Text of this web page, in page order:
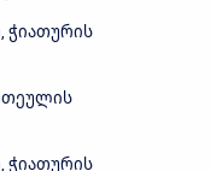
ჭიათურის
ჭიათურის